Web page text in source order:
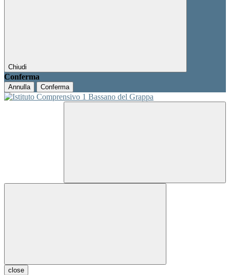
Chiudi
Conferma
Annulla Conferma
close